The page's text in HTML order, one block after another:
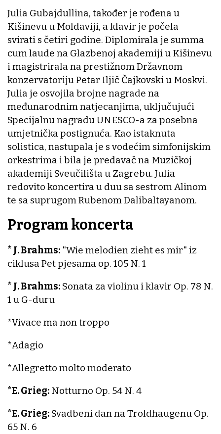
Julia Gubajdullina, također je rođena u
Kišinevu u Moldaviji, a klavir je počela
svirati s četiri godine. Diplomirala je summa
cum laude na Glazbenoj akademiji u Kišinevu
i magistrirala na prestižnom Državnom
konzervatoriju Petar Iljič Čajkovski u Moskvi.
Julia je osvojila brojne nagrade na
međunarodnim natjecanjima, uključujući
Specijalnu nagradu UNESCO-a za posebna
umjetnička postignuća. Kao istaknuta
solistica, nastupala je s vodećim simfonijskim
orkestrima i bila je predavač na Muzičkoj
akademiji Sveučilišta u Zagrebu. Julia
redovito koncertira u duu sa sestrom Alinom
te sa suprugom Rubenom Dalibaltayanom.
Program koncerta
* J. Brahms: "Wie melodien zieht es mir" iz
ciklusa Pet pjesama op. 105 N. 1
* J. Brahms: Sonata za violinu i klavir Op. 78 N.
1 u G-duru
*Vivace ma non troppo
*Adagio
*Allegretto molto moderato
*E. Grieg: Notturno Op. 54 N. 4
*E. Grieg: Svadbeni dan na Troldhaugenu Op.
65 N. 6